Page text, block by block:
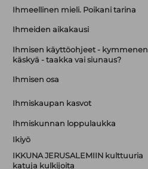
Ihmeellinen mieli. Poikani tarina
Ihmeiden aikakausi
Ihmisen käyttöohjeet - kymmenen
käskyä - taakka vai siunaus?
Ihmisen osa
Ihmiskaupan kasvot
Ihmiskunnan loppulaukka
Ikiyö
IKKUNA JERUSALEMIIN kulttuuria
katuja kulkijoita